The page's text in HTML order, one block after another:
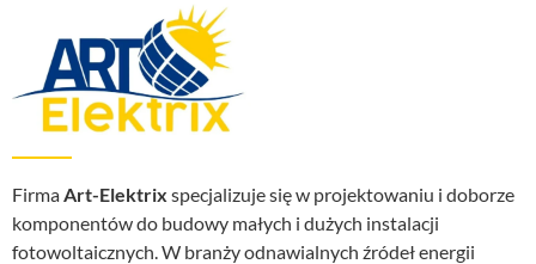
FirmaArt-Elektrix specjalizuje się w projektowaniu i doborze
komponentów do budowy małych i dużych instalacji
fotowoltaicznych. W branży odnawialnych źródeł energii